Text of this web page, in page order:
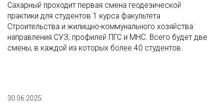
Сахарный проходит первая смена геодезической
практики для студентов 1 курса факультета
Строительства и жилищно-коммунального хозяйства
направления СУЗ, профилей ПГС и МНС. Всего будет две
смены, в каждой из которых более 40 студентов.
30.06.2025